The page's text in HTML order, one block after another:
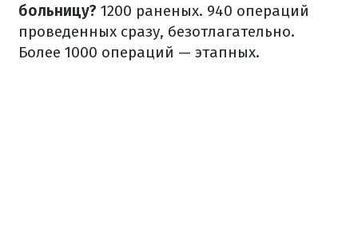
больницу? 1200 раненых. 940 операций
проведенных сразу, безотлагательно.
Более 1000 операций — этапных.